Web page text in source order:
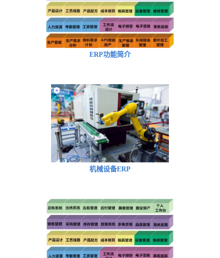
ERP功能简介
机械设备ERP